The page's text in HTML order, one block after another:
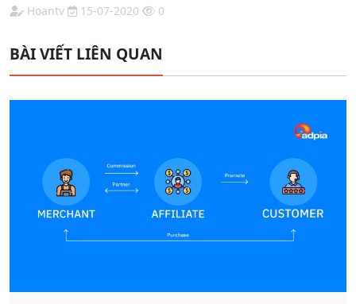
Hoantv 15-07-2020 0
BÀI VIẾT LIÊN QUAN